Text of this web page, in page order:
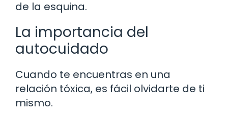
de la esquina.
La importancia del
autocuidado
Cuando te encuentras en una
relación tóxica, es fácil olvidarte de ti
mismo.